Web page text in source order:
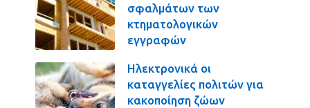
σφαλμάτων των
κτηματολογικών
εγγραφών
Ηλεκτρονικά οι
καταγγελίες πολιτών για
κακοποίηση ζώων